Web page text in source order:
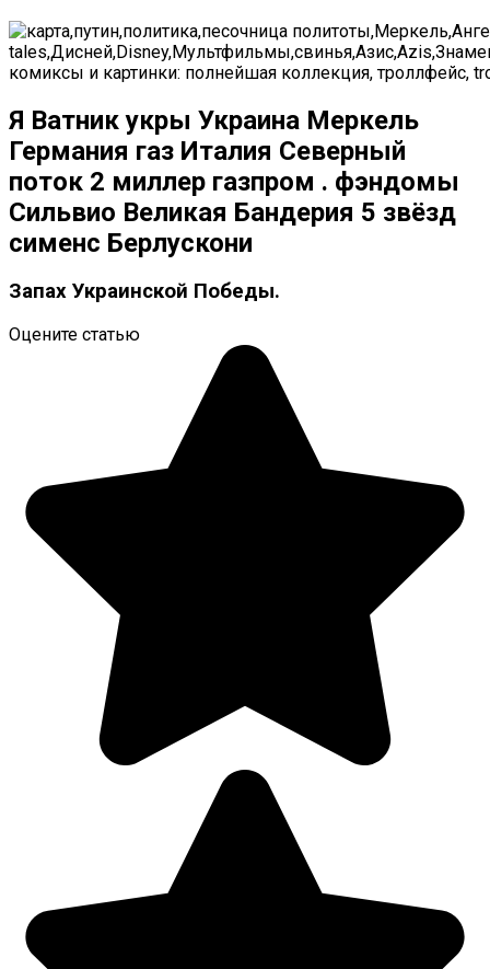
Я Ватник укры Украина Меркель
Германия газ Италия Северный
поток 2 миллер газпром . фэндомы
Сильвио Великая Бандерия 5 звёзд
сименс Берлускони
Запах Украинской Победы.
Оцените статью